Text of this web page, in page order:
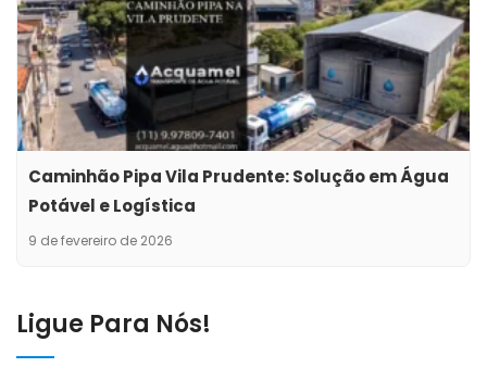
Caminhão Pipa Vila Prudente: Solução em Água
Potável e Logística
9 de fevereiro de 2026
Ligue Para Nós!